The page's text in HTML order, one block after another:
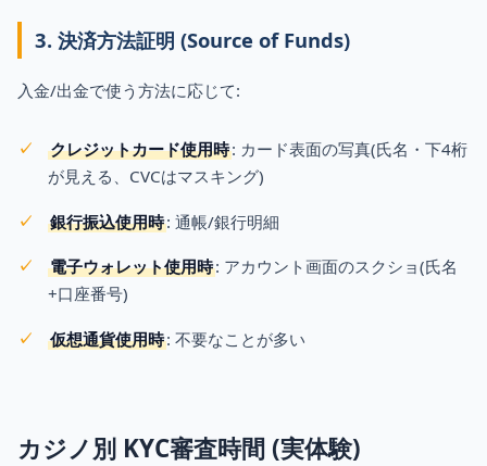
3. 決済方法証明 (Source of Funds)
入金/出金で使う方法に応じて:
クレジットカード使用時: カード表面の写真(氏名・下4桁
が見える、CVCはマスキング)
銀行振込使用時: 通帳/銀行明細
電子ウォレット使用時: アカウント画面のスクショ(氏名
+口座番号)
仮想通貨使用時: 不要なことが多い
カジノ別 KYC審査時間 (実体験)